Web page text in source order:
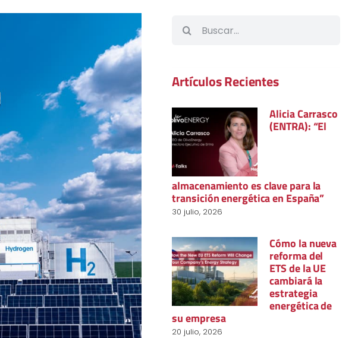
Buscar:
Artículos Recientes
Alicia Carrasco
(ENTRA): “El
almacenamiento es clave para la
transición energética en España”
30 julio, 2026
Cómo la nueva
reforma del
ETS de la UE
cambiará la
estrategia
energética de
su empresa
20 julio, 2026